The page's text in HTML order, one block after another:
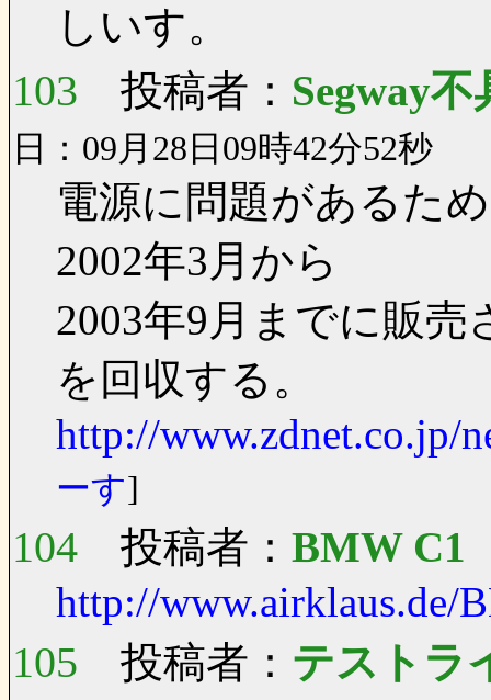
しいす。
103 投稿者： Segway
日：09月28日09時42分52秒
電源に問題があるた
2002年3月から
2003年9月までに販売
を回収する。
http://www.zdnet.co.jp/
ーす]
104 投稿者： BMW C1
http://www.airklaus.de/
105 投稿者： テストラ